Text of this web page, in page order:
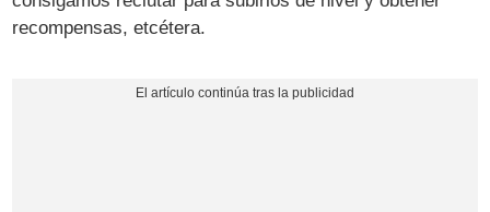
recompensas, etcétera.